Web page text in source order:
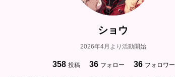
ショウ
2026年4月より活動開始
358 投稿 36 フォロー 36 フォロワー